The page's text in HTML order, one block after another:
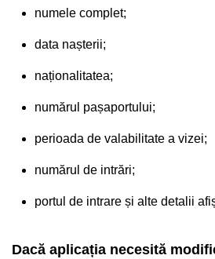
numele complet;
data nașterii;
naționalitatea;
numărul pașaportului;
perioada de valabilitate a vizei;
numărul de intrări;
portul de intrare și alte detalii
Dacă aplicația necesită